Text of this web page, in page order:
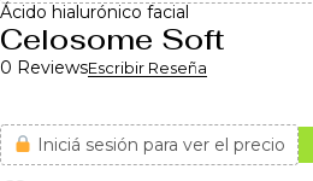
Ácido hialurónico facial
Celosome Soft
0 ReviewsEscribir Reseña
Iniciá sesión para ver el precio